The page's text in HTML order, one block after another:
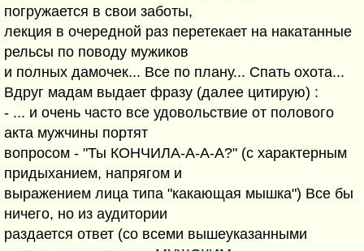
погружается в свои заботы,
лекция в очередной раз перетекает на накатанные
рельсы по поводу мужиков
и полных дамочек... Все по плану... Спать охота...
Вдруг мадам выдает фразу (далее цитирую) :
- ... и очень часто все удовольствие от полового
акта мужчины портят
вопросом - "Ты КОНЧИЛА-А-А-А?" (с характерным
придыханием, напрягом и
выражением лица типа "какающая мышка") Все бы
ничего, но из аудитории
раздается ответ (со всеми вышеуказанными